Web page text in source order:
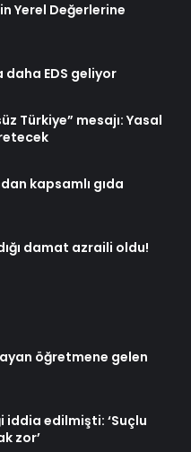
Yerel Değerlerine
daha EDS geliyor
Türkiye” mesajı: Yasal
kapsamlı gıda
damat azraili oldu!
öğretmene gelen
iddia edilmişti: ‘Suçlu
zor’